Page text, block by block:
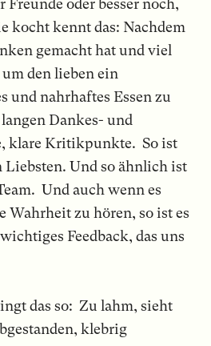
oder besser noch,
kocht kennt das: Nachdem
gemacht hat und viel
den lieben ein
und nahrhaftes Essen zu
Dankes- und
klare Kritikpunkte. So ist
Liebsten. Und so ähnlich ist
Und auch wenn es
Wahrheit zu hören, so ist es
Feedback, das uns
das so: Zu lahm, sieht
klebrig